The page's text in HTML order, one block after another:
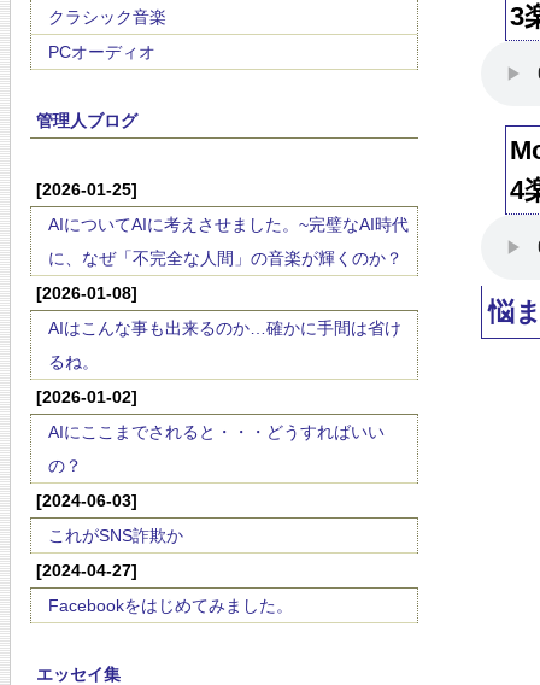
クラシック音楽
PCオーディオ
管理人ブログ
[2026-01-25]
AIについてAIに考えさせました。~完璧なAI時代
に、なぜ「不完全な人間」の音楽が輝くのか？
[2026-01-08]
AIはこんな事も出来るのか…確かに手間は省け
るね。
[2026-01-02]
AIにここまでされると・・・どうすればいい
の？
[2024-06-03]
これがSNS詐欺か
[2024-04-27]
Facebookをはじめてみました。
エッセイ集
3
4
悩